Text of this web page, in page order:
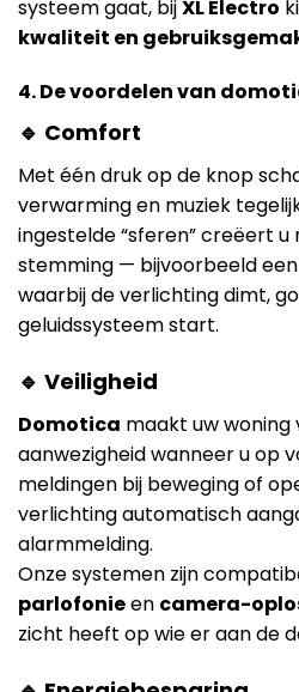
systeem gaat, bijXL Electro
kwaliteit en
4. De voordelen van
🔹 Comfort
Met één druk op de knop
verwarming en muziek
ingestelde “sferen” creëert
stemming — bijvoorbeeld een
waarbij de verlichting dimt,
geluidssysteem start.
🔹 Veiligheid
Domotica maakt uw woning
aanwezigheid wanneer u op
meldingen bij beweging of
verlichting automatisch
alarmmelding.
Onze systemen zijn
parlofonieen camera-
zicht heeft op wie er aan de